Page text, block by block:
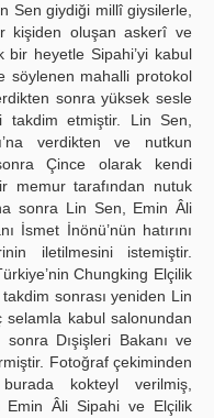
Sen giydiği millî giysilerle,
kişiden oluşan askerî ve
bir heyetle Sipahi’yi kabul
söylenen mahalli protokol
sonra yüksek sesle
takdim etmiştir. Lin Sen,
verdikten ve nutkun
Çince olarak kendi
memur tarafından nutuk
sonra Lin Sen, Emin Âli
İsmet İnönü’nün hatırını
iletilmesini istemiştir.
Chungking Elçilik
sonrası yeniden Lin
kabul salonundan
sonra Dışişleri Bakanı ve
Fotoğraf çekiminden
kokteyl verilmiş,
Emin Âli Sipahi ve Elçilik